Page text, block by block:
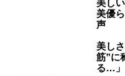
美し
美優
声
美し
筋”に
る…」